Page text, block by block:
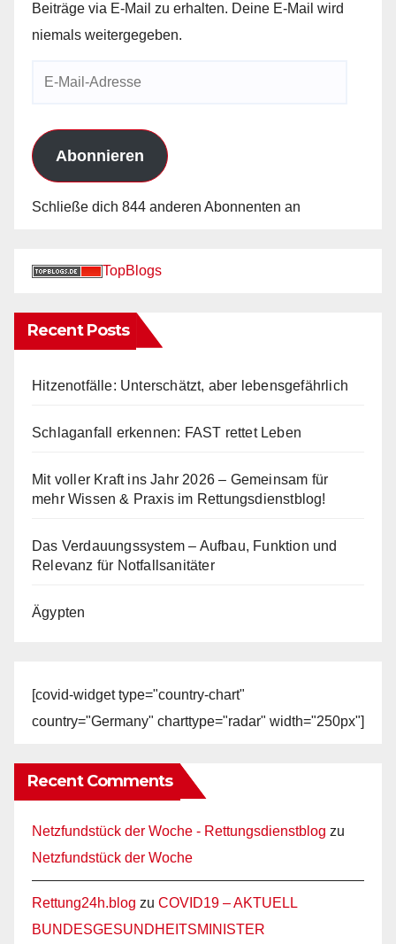
Beiträge via E-Mail zu erhalten. Deine E-Mail wird
niemals weitergegeben.
Abonnieren
Schließe dich 844 anderen Abonnenten an
TopBlogs
Recent Posts
Hitzenotfälle: Unterschätzt, aber lebensgefährlich
Schlaganfall erkennen: FAST rettet Leben
Mit voller Kraft ins Jahr 2026 – Gemeinsam für
mehr Wissen & Praxis im Rettungsdienstblog!
Das Verdauungssystem – Aufbau, Funktion und
Relevanz für Notfallsanitäter
Ägypten
[covid-widget type="country-chart"
country="Germany" charttype="radar" width="250px"]
Recent Comments
Netzfundstück der Woche - Rettungsdienstblog zu
Netzfundstück der Woche
Rettung24h.blog zu COVID19 – AKTUELL
BUNDESGESUNDHEITSMINISTER